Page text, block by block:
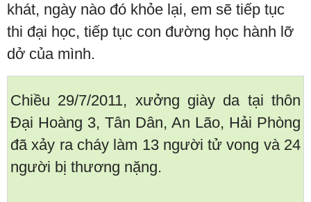
khát, ngày nào đó khỏe lại, em sẽ tiếp tục
thi đại học, tiếp tục con đường học hành lỡ
dở của mình.
Chiều 29/7/2011, xưởng giày da tại thôn
Đại Hoàng 3, Tân Dân, An Lão, Hải Phòng
đã xảy ra cháy làm 13 người tử vong và 24
người bị thương nặng.